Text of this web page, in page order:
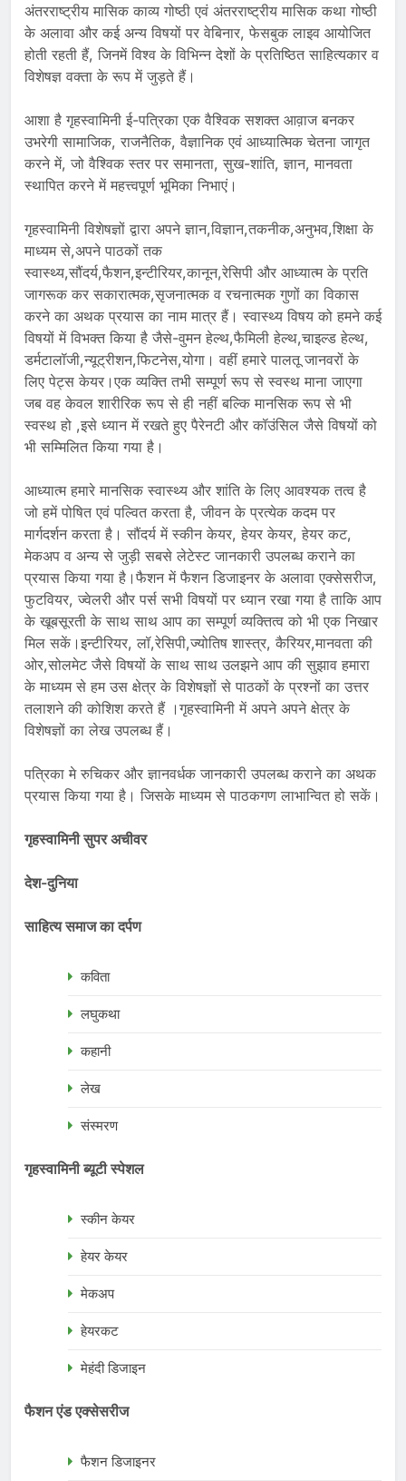
अंतरराष्ट्रीय मासिक काव्य गोष्ठी एवं अंतरराष्ट्रीय मासिक कथा गोष्ठी
के अलावा और कई अन्य विषयों पर वेबिनार, फेसबुक लाइव आयोजित
होती रहती हैं, जिनमें विश्व के विभिन्न देशों के प्रतिष्ठित साहित्यकार व
विशेषज्ञ वक्ता के रूप में जुड़ते हैं।
आशा है गृहस्वामिनी ई-पत्रिका एक वैश्विक सशक्त आव़ाज बनकर
उभरेगी सामाजिक, राजनैतिक, वैज्ञानिक एवं आध्यात्मिक चेतना जागृत
करने में, जो वैश्विक स्तर पर समानता, सुख-शांति, ज्ञान, मानवता
स्थापित करने में महत्त्वपूर्ण भूमिका निभाएं।
गृहस्वामिनी विशेषज्ञों द्वारा अपने ज्ञान,विज्ञान,तकनीक,अनुभव,शिक्षा के
माध्यम से,अपने पाठकों तक
स्वास्थ्य,सौंदर्य,फैशन,इन्टीरियर,कानून,रेसिपी और आध्यात्म के प्रति
जागरूक कर सकारात्मक,सृजनात्मक व रचनात्मक गुणों का विकास
करने का अथक प्रयास का नाम मात्र हैं। स्वास्थ्य विषय को हमने कई
विषयों में विभक्त किया है जैसे-वुमन हेल्थ,फैमिली हेल्थ,चाइल्ड हेल्थ,
डर्मटालॉजी,न्यूट्रीशन,फिटनेस,योगा। वहीं हमारे पालतू जानवरों के
लिए पेट्स केयर।एक व्यक्ति तभी सम्पूर्ण रूप से स्वस्थ माना जाएगा
जब वह केवल शारीरिक रूप से ही नहीं बल्कि मानसिक रूप से भी
स्वस्थ हो ,इसे ध्यान में रखते हुए पैरेनटी और कॉउंसिल जैसे विषयों को
भी सम्मिलित किया गया है।
आध्यात्म हमारे मानसिक स्वास्थ्य और शांति के लिए आवश्यक तत्व है
जो हमें पोषित एवं पल्वित करता है, जीवन के प्रत्येक कदम पर
मार्गदर्शन करता है। सौंदर्य में स्कीन केयर, हेयर केयर, हेयर कट,
मेकअप व अन्य से जुड़ी सबसे लेटेस्ट जानकारी उपलब्ध कराने का
प्रयास किया गया है।फैशन में फैशन डिजाइनर के अलावा एक्सेसरीज,
फुटवियर, ज्वेलरी और पर्स सभी विषयों पर ध्यान रखा गया है ताकि आप
के खूबसूरती के साथ साथ आप का सम्पूर्ण व्यक्तित्व को भी एक निखार
मिल सकें।इन्टीरियर, लॉ,रेसिपी,ज्योतिष शास्त्र, कैरियर,मानवता की
ओर,सोलमेट जैसे विषयों के साथ साथ उलझने आप की सुझाव हमारा
के माध्यम से हम उस क्षेत्र के विशेषज्ञों से पाठकों के प्रश्नों का उत्तर
तलाशने की कोशिश करते हैं ।गृहस्वामिनी में अपने अपने क्षेत्र के
विशेषज्ञों का लेख उपलब्ध हैं।
पत्रिका मे रुचिकर और ज्ञानवर्धक जानकारी उपलब्ध कराने का अथक
प्रयास किया गया है। जिसके माध्यम से पाठकगण लाभान्वित हो सकें।
गृहस्वामिनी सुपर अचीवर
देश-दुनिया
साहित्य समाज का दर्पण
कविता
लघुकथा
कहानी
लेख
संस्मरण
गृहस्वामिनी ब्यूटी स्पेशल
स्कीन केयर
हेयर केयर
मेकअप
हेयरकट
मेहंदी डिजाइन
फैशन एंड एक्सेसरीज
फैशन डिजाइनर